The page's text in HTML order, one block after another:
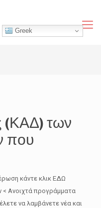
(ΚΑΔ) των
που
κάντε κλικ ΕΔΩ
Ανοιχτά προγράμματα
να λαμβάνετε νέα και
Greek